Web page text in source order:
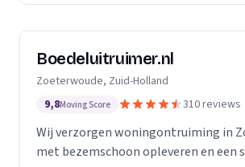
Boedeluitruimer.nl
Zoeterwoude, Zuid-Holland
9,8Moving Score 310 reviews
Wij verzorgen woningontruiming in
met bezemschoon opleveren en een